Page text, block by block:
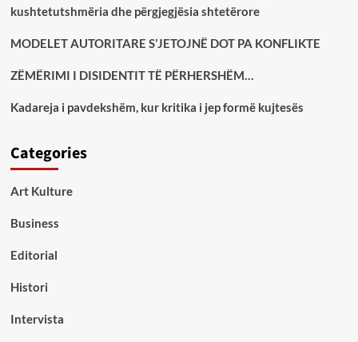
kushtetutshmëria dhe përgjegjësia shtetërore
MODELET AUTORITARE S’JETOJNË DOT PA KONFLIKTE
ZËMËRIMI I DISIDENTIT TË PËRHERSHËM…
Kadareja i pavdekshëm, kur kritika i jep formë kujtesës
Categories
Art Kulture
Business
Editorial
Histori
Intervista